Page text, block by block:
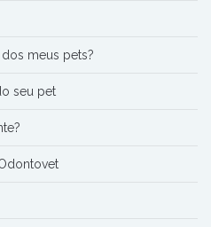
meus pets?
seu pet